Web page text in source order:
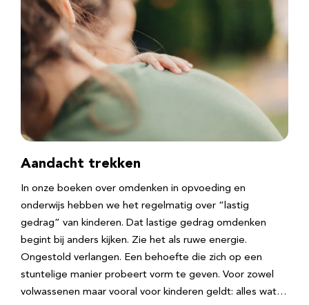
Aandacht trekken
In onze boeken over omdenken in opvoeding en
onderwijs hebben we het regelmatig over “lastig
gedrag” van kinderen. Dat lastige gedrag omdenken
begint bij anders kijken. Zie het als ruwe energie.
Ongestold verlangen. Een behoefte die zich op een
stuntelige manier probeert vorm te geven. Voor zowel
volwassenen maar vooral voor kinderen geldt: alles wat…